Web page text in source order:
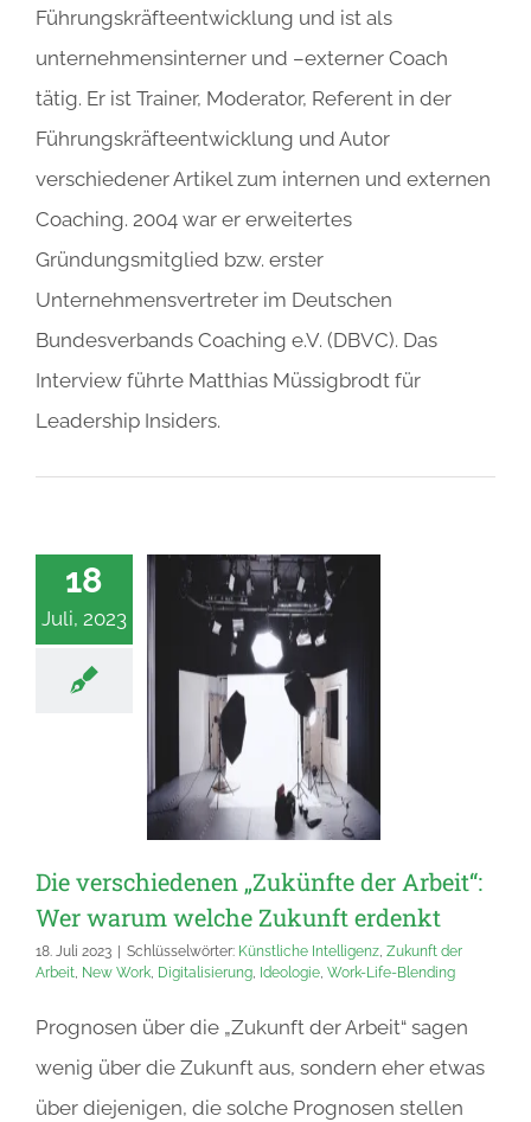
Führungskräfteentwicklung und ist als
unternehmensinterner und –externer Coach
tätig. Er ist Trainer, Moderator, Referent in der
Führungskräfteentwicklung und Autor
verschiedener Artikel zum internen und externen
Coaching. 2004 war er erweitertes
Gründungsmitglied bzw. erster
Unternehmensvertreter im Deutschen
Bundesverbands Coaching e.V. (DBVC). Das
Interview führte Matthias Müssigbrodt für
Leadership Insiders.
18
Juli, 2023
Die verschiedenen „Zukünfte der Arbeit“:
Wer warum welche Zukunft erdenkt
18. Juli 2023 Schlüsselwörter: Künstliche Intelligenz, Zukunft der
Arbeit, New Work, Digitalisierung, Ideologie, Work-Life-Blending
Prognosen über die „Zukunft der Arbeit“ sagen
wenig über die Zukunft aus, sondern eher etwas
über diejenigen, die solche Prognosen stellen